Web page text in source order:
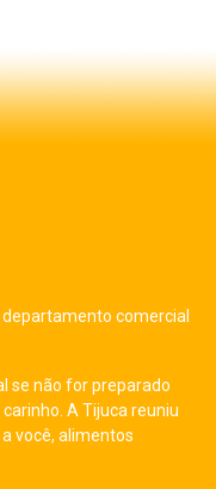
comercial
se não for preparado
A Tijuca reuniu
você, alimentos